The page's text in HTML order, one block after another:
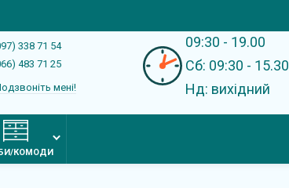
338 71 54
483 71 25
мені!
09:30 - 19.00
Сб: 09:30 - 15.30
Нд: вихідний
КОМОДИ